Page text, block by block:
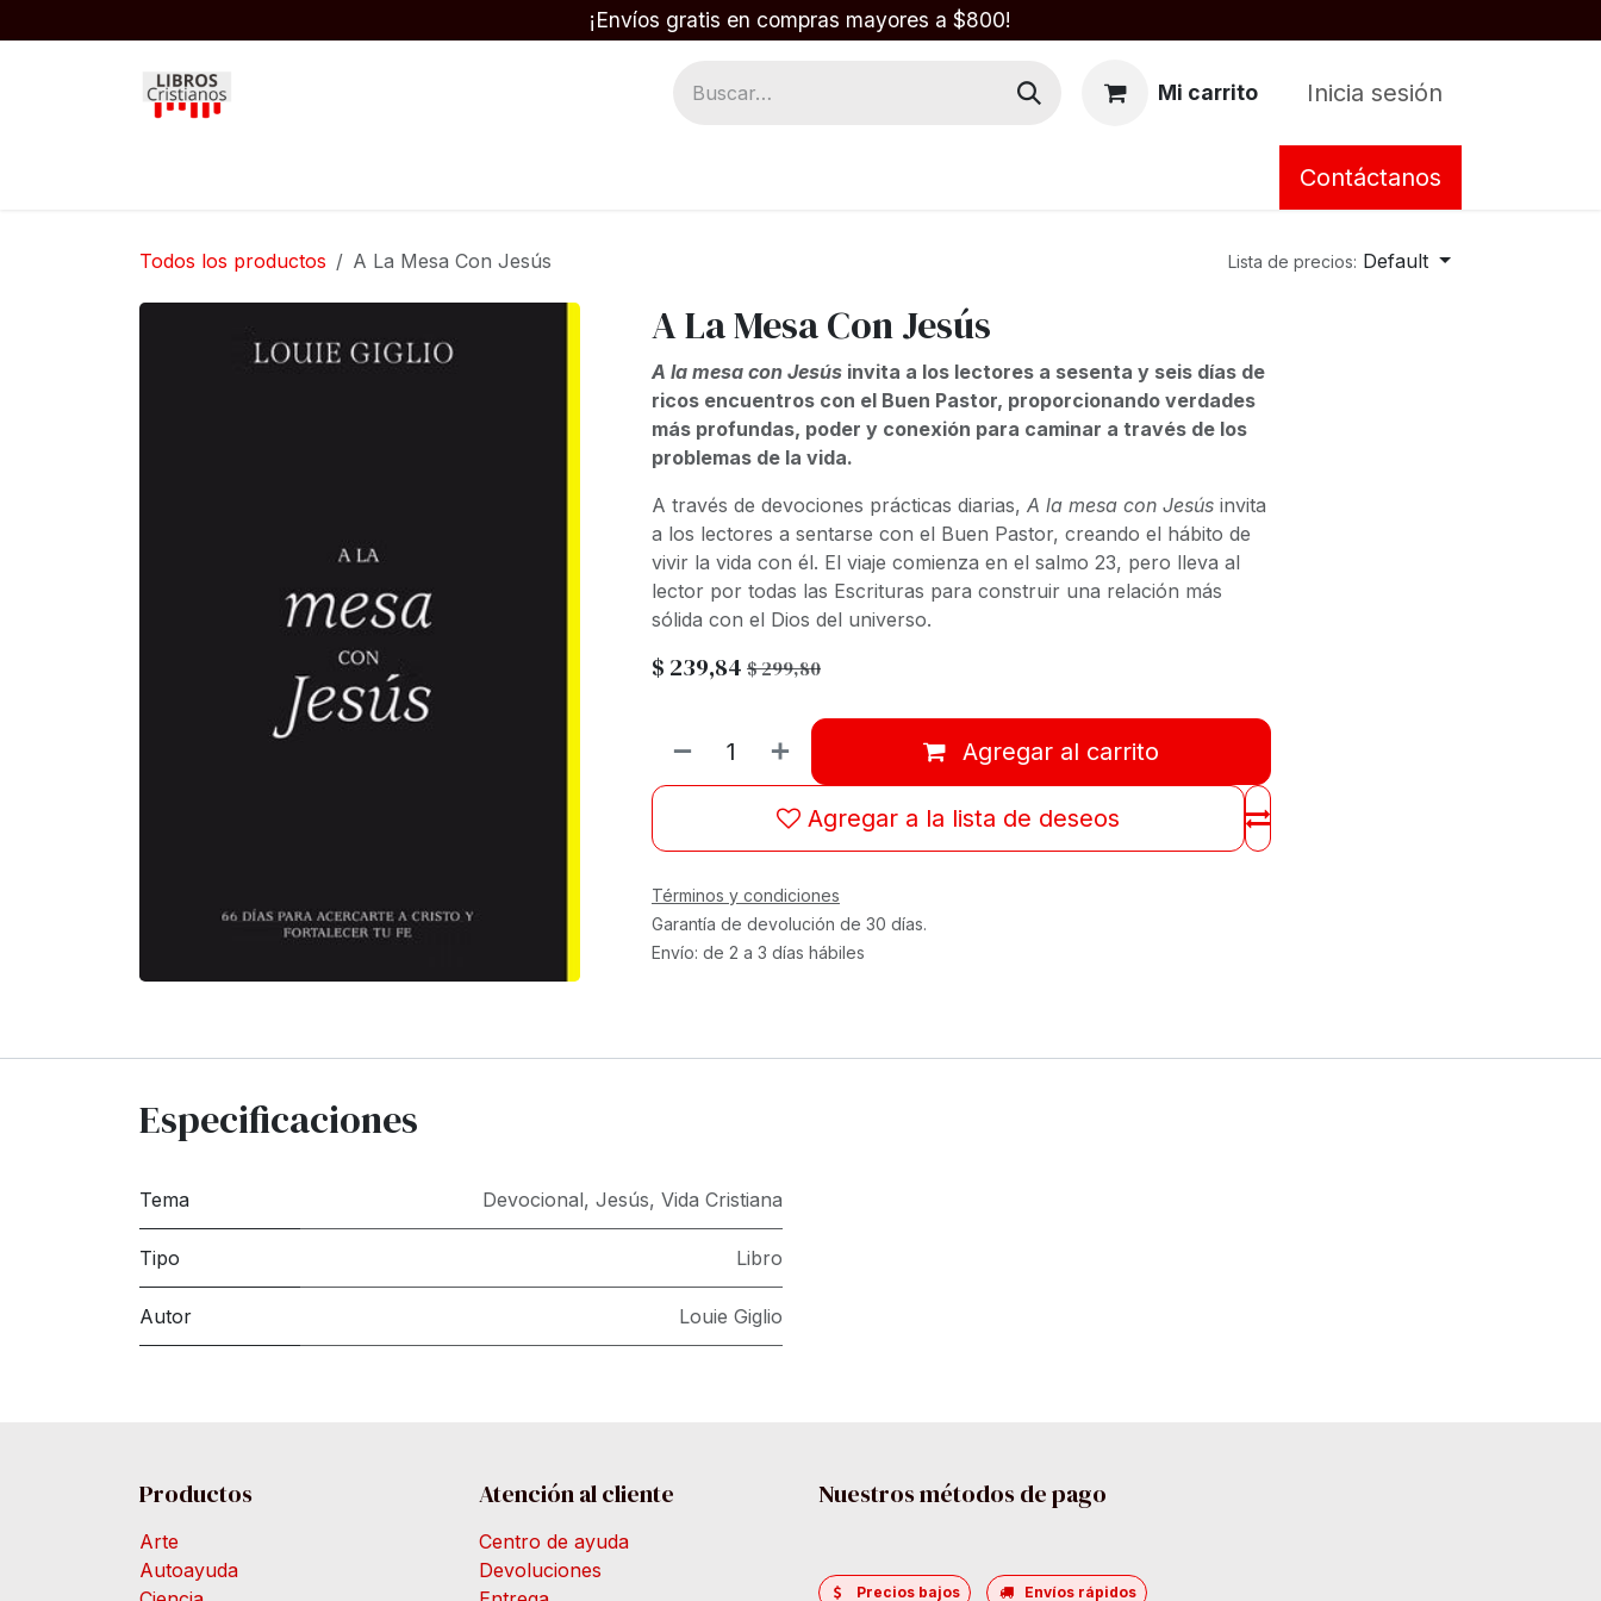
¡Envíos gratis en compras mayores a $800!
Mi carrito Inicia sesión
Contáctanos
Todos los productos A La Mesa Con Jesús Lista de precios: Default
A La Mesa Con Jesús
A la mesa con Jesús invita a los lectores a sesenta y seis días de
ricos encuentros con el Buen Pastor, proporcionando verdades
más profundas, poder y conexión para caminar a través de los
problemas de la vida.
A través de devociones prácticas diarias, A la mesa con Jesús invita
a los lectores a sentarse con el Buen Pastor, creando el hábito de
vivir la vida con él. El viaje comienza en el salmo 23, pero lleva al
lector por todas las Escrituras para construir una relación más
sólida con el Dios del universo.
$ 239,84 $299,80
Agregar al carrito
Agregar a la lista de deseos
Términos y condiciones
Garantía de devolución de 30 días.
Envío: de 2 a 3 días hábiles
Especificaciones
Tema Devocional, Jesús, Vida Cristiana
Tipo Libro
Autor Louie Giglio
Productos
Arte
Autoayuda
Atención al cliente
Centro de ayuda
Devoluciones
Nuestros métodos de pago
Precios bajos Envíos rápidos